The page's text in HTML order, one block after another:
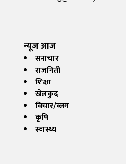
न्यूज आज
समाचार
राजनिती
शिक्षा
खेलकुद
विचार/ब्लग
कृषि
स्वास्थ्य